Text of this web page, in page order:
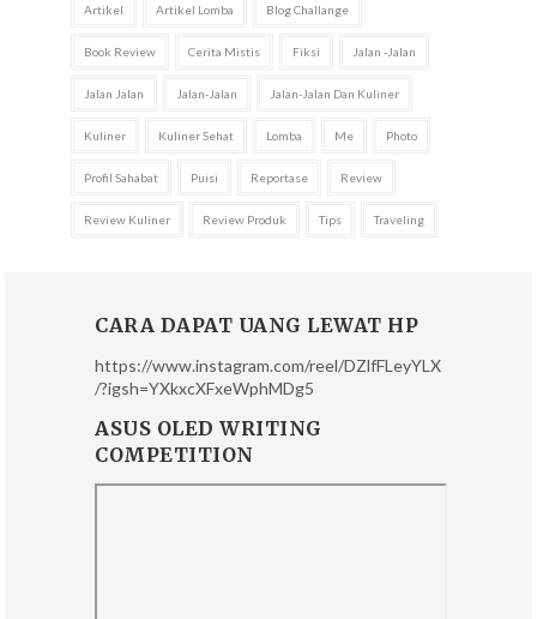
Artikel Artikel Lomba Blog Challange
Book Review Cerita Mistis Fiksi Jalan -jalan
Jalan Jalan Jalan-Jalan Jalan-Jalan Dan Kuliner
Kuliner Kuliner Sehat Lomba Me Photo
Profil Sahabat Puisi Reportase Review
Review Kuliner Review Produk Tips Traveling
CARA DAPAT UANG LEWAT HP
https://www.instagram.com/reel/DZlfFLeyYLX
/?igsh=YXkxcXFxeWphMDg5
ASUS OLED WRITING
COMPETITION